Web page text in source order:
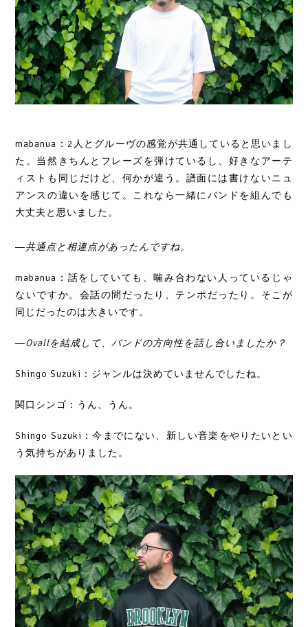
mabanua：2人とグルーヴの感覚が共通していると思いまし
た。当然きちんとフレーズを弾けているし、好きなアーテ
ィストも同じだけど、何かが違う。譜面には書けないニュ
アンスの違いを感じて。これなら一緒にバンドを組んでも
大丈夫と思いました。
―共通点と相違点があったんですね。
mabanua：話をしていても、噛み合わない人っているじゃ
ないですか。会話の間だったり、テンポだったり。そこが
同じだったのは大きいです。
―Ovallを結成して、バンドの方向性を話し合いましたか？
Shingo Suzuki：ジャンルは決めていませんでしたね。
関口シンゴ：うん、うん。
Shingo Suzuki：今までにない、新しい音楽をやりたいとい
う気持ちがありました。